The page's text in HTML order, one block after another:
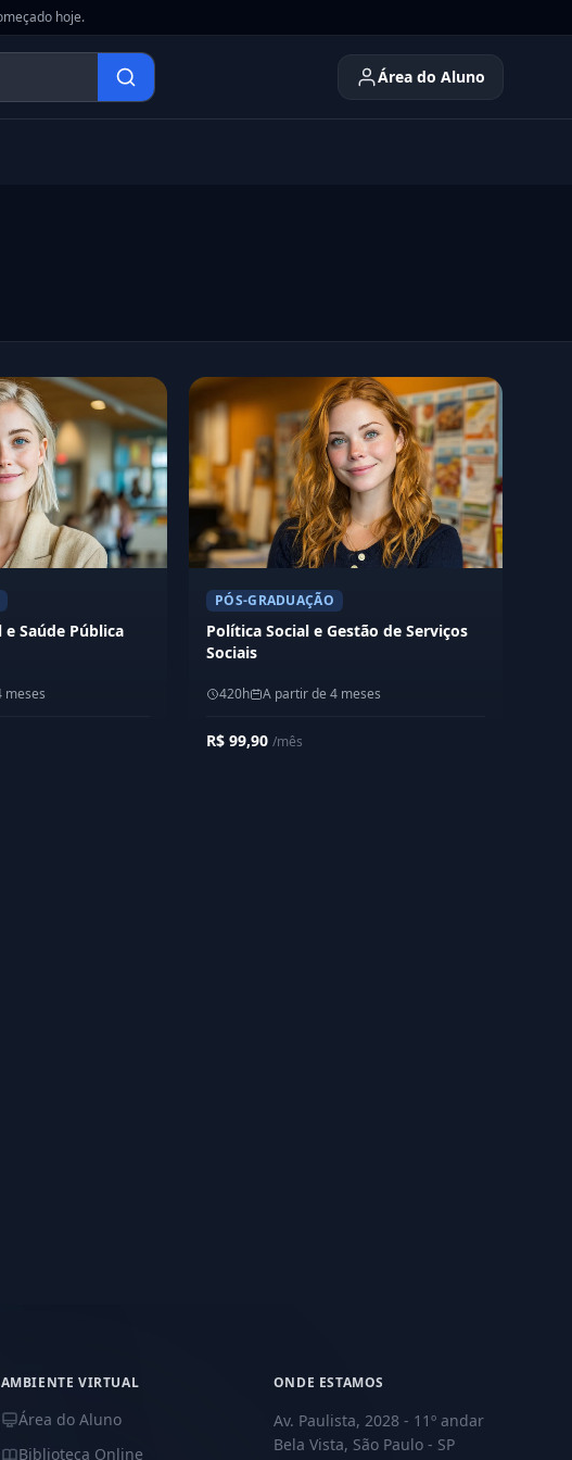
hoje.
Área do Aluno
Saúde Pública
meses
PÓS-GRADUAÇÃO
Política Social e Gestão de Serviços
Sociais
420h A partir de 4 meses
R$ 99,90 /mês
AMBIENTE VIRTUAL
Área do Aluno
Biblioteca Online
ONDE ESTAMOS
Av. Paulista, 2028 - 11º andar
Bela Vista, São Paulo - SP